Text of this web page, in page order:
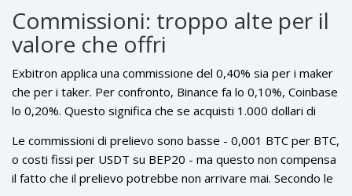
dei pochi posti dove puoi farlo. Ma questo non è un
vantaggio, è un segnale di allarme. Perché se un token è così
poco liquido da essere disponibile solo su un exchange con
7.300 dollari di volume giornaliero, significa che nessun altro
lo considera affidabile.
dollari. Questo significa che se provi a vendere anche un
piccolo quantitativo, il prezzo si sfracellerà. Non c’è mercato.
scambiano tra loro, e spesso a prezzi assurdi.
Commissioni: troppo alte per il
valore che offri
Exbitron applica una commissione del 0,40% sia per i maker
che per i taker. Per confronto, Binance fa lo 0,10%, Coinbase
lo 0,20%. Questo significa che se acquisti 1.000 dollari di
Binance, paghi 1 dollaro. Su Coinbase, 2 dollari. E tu cosa
ottieni in cambio? Nessuna funzionalità aggiuntiva, nessun
supporto migliore, nessuna sicurezza superiore. Solo
Le commissioni di prelievo sono basse - 0,001 BTC per BTC,
o costi fissi per USDT su BEP20 - ma questo non compensa
il fatto che il prelievo potrebbe non arrivare mai. Secondo le